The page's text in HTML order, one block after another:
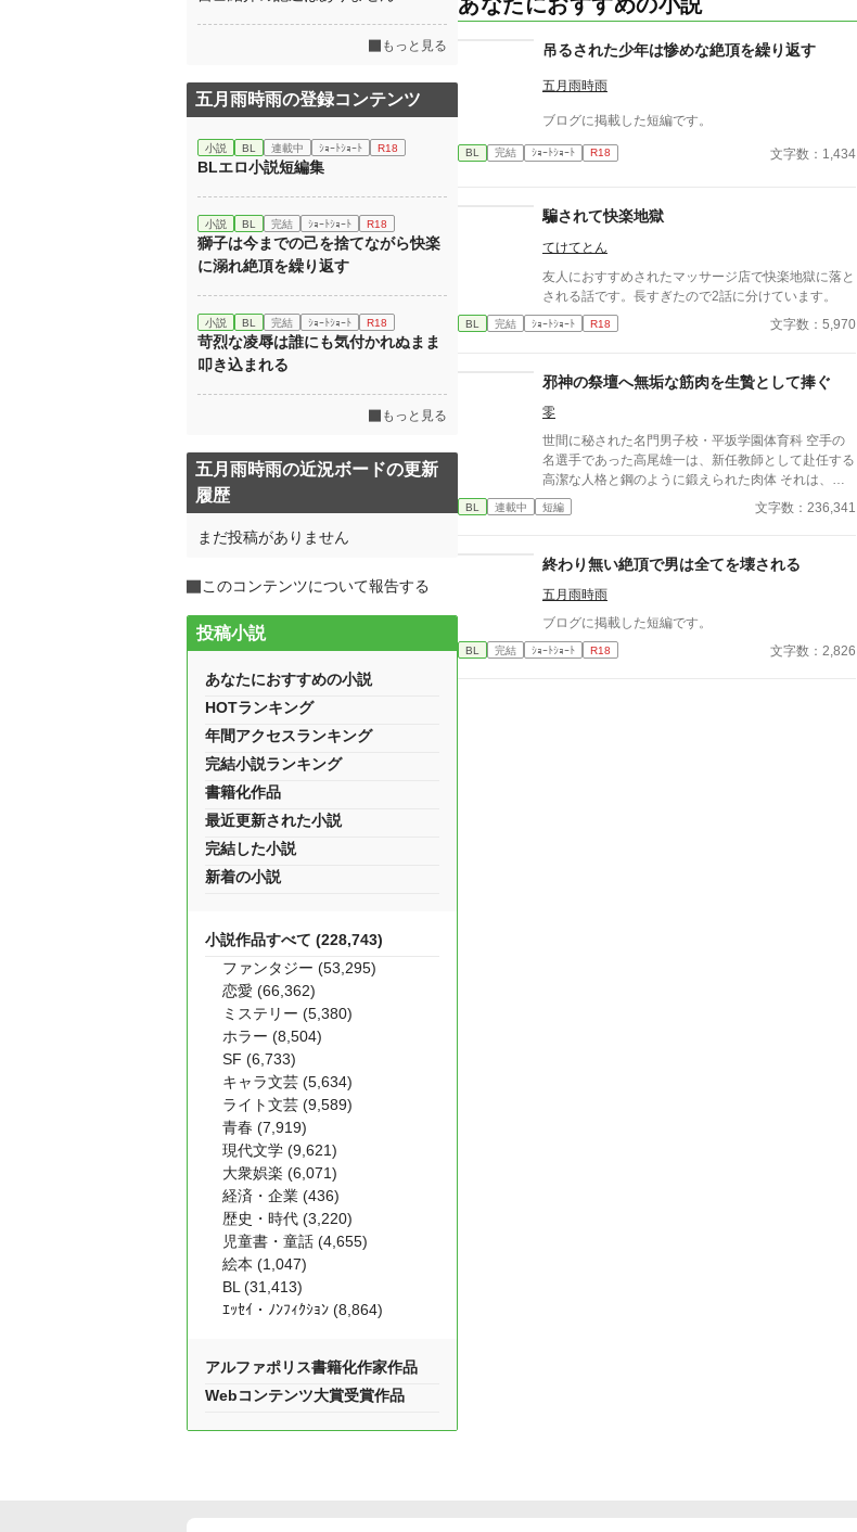
吊るされた少年は惨めな絶頂を繰り返す
五月雨時雨
ブログに掲載した短編です。
BL 完結 ｼｮｰﾄｼｮｰﾄ R18 文字数：1,434
騙されて快楽地獄
てけてとん
友人におすすめされたマッサージ店で快楽地獄に落と
される話です。長すぎたので2話に分けています。
BL 完結 ｼｮｰﾄｼｮｰﾄ R18 文字数：5,970
邪神の祭壇へ無垢な筋肉を生贄として捧ぐ
零
世間に秘された名門男子校・平坂学園体育科 空手の
名選手であった高尾雄一は、新任教師として赴任する
高潔な人格と鋼のように鍛えられた肉体 それは、学
園にとって最高の生贄の候補に他ならなかった 至高
の筋肉を持つ、精神を削られ意志をなくした青年を太
躍する 意志をなくし筋肉の操り人形と化した“デク”
消える教師 山奥の男子校で繰り広げられるダークフ
ァンタジー
BL 連載中 短編 文字数：236,341
終わり無い絶頂で男は全てを壊される
五月雨時雨
ブログに掲載した短編です。
BL 完結 ｼｮｰﾄｼｮｰﾄ R18 文字数：2,826
もっと見る
五月雨時雨の登録コンテンツ
小説 BL 連載中 ｼｮｰﾄｼｮｰﾄ R18
BLエロ小説短編集
小説 BL 完結 ｼｮｰﾄｼｮｰﾄ R18
獅子は今までの己を捨てながら快楽
に溺れ絶頂を繰り返す
小説 BL 完結 ｼｮｰﾄｼｮｰﾄ R18
苛烈な凌辱は誰にも気付かれぬまま
叩き込まれる
もっと見る
五月雨時雨の近況ボードの更新
履歴
まだ投稿がありません
このコンテンツについて報告する
投稿小説
あなたにおすすめの小説
HOTランキング
年間アクセスランキング
完結小説ランキング
書籍化作品
最近更新された小説
完結した小説
新着の小説
小説作品すべて (228,743)
ファンタジー (53,295)
恋愛 (66,362)
ミステリー (5,380)
ホラー (8,504)
SF (6,733)
キャラ文芸 (5,634)
ライト文芸 (9,589)
青春 (7,919)
現代文学 (9,621)
大衆娯楽 (6,071)
経済・企業 (436)
歴史・時代 (3,220)
児童書・童話 (4,655)
絵本 (1,047)
BL (31,413)
ｴｯｾｲ・ﾉﾝﾌｨｸｼｮﾝ (8,864)
アルファポリス書籍化作家作品
Webコンテンツ大賞受賞作品